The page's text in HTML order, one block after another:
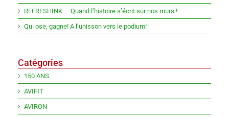
REFRESHINK — Quand l’histoire s’écrit sur nos murs !
Qui ose, gagne! A l’unisson vers le podium!
Catégories
150 ANS
AVIFIT
AVIRON